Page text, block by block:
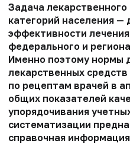
Задача
категорий населения —
эффективности
федерального и
Именно поэтому нормы
лекарственных
по рецептам врачей в
общих показателей
упорядочивания
систематизации
справочная